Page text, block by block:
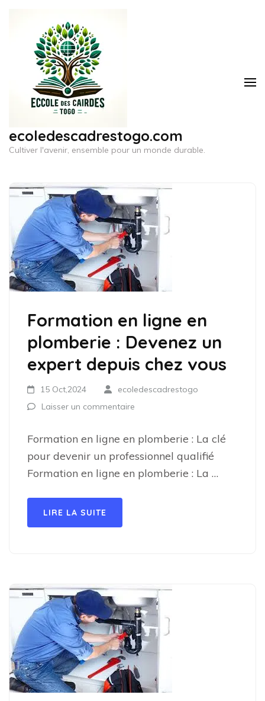
contenu
(Pressez
ecoledescadrestogo.com
Cultiver l'avenir, ensemble pour un monde durable.
Formation en ligne en
plomberie : Devenez un
expert depuis chez vous
15 Oct,2024
ecoledescadrestogo
Laisser un commentaire
Formation en ligne en plomberie : La clé
pour devenir un professionnel qualifié
Formation en ligne en plomberie : La …
LIRE LA SUITE